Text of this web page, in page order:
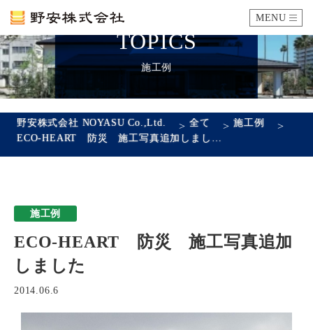
MENU
カタログ
瓦ができるまで
会社概要 沿革 代表あいさつ アクセス
採用情報
TOPICS
施工例
野安株式会社 NOYASU Co.,Ltd. >全て >施工例 >
施工例
ECO-HEART 防災 施工写真追加
しました
2014.06.6